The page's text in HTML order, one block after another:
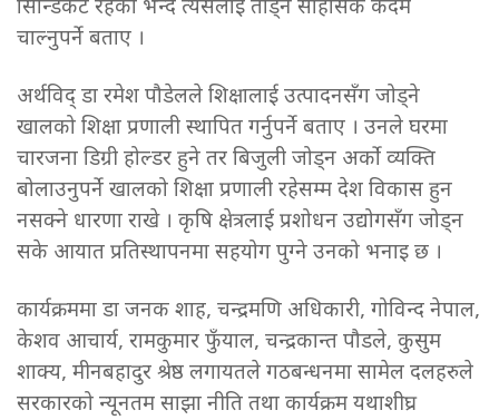
सिन्डिकेट रहेको भन्दै त्यसलाई तोड्ने साहसिक कदम
चाल्नुपर्ने बताए ।
अर्थविद् डा रमेश पौडेलले शिक्षालाई उत्पादनसँग जोड्ने
खालको शिक्षा प्रणाली स्थापित गर्नुपर्ने बताए । उनले घरमा
चारजना डिग्री होल्डर हुने तर बिजुली जोड्न अर्को व्यक्ति
बोलाउनुपर्ने खालको शिक्षा प्रणाली रहेसम्म देश विकास हुन
नसक्ने धारणा राखे । कृषि क्षेत्रलाई प्रशोधन उद्योगसँग जोड्न
सके आयात प्रतिस्थापनमा सहयोग पुग्ने उनको भनाइ छ ।
कार्यक्रममा डा जनक शाह, चन्द्रमणि अधिकारी, गोविन्द नेपाल,
केशव आचार्य, रामकुमार फुँयाल, चन्द्रकान्त पौडले, कुसुम
शाक्य, मीनबहादुर श्रेष्ठ लगायतले गठबन्धनमा सामेल दलहरुले
सरकारको न्यूनतम साझा नीति तथा कार्यक्रम यथाशीघ्र